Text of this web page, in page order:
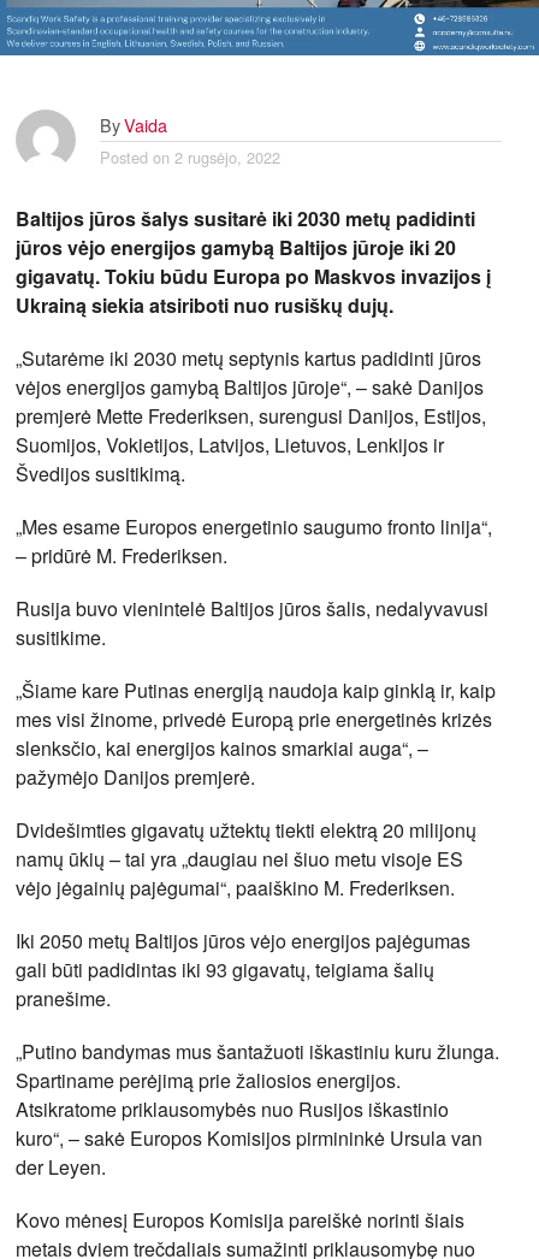
ByVaida
Posted on 2 rugsėjo, 2022
Baltijos jūros šalys susitarė iki 2030 metų padidinti
jūros vėjo energijos gamybą Baltijos jūroje iki 20
gigavatų. Tokiu būdu Europa po Maskvos invazijos į
Ukrainą siekia atsiriboti nuo rusiškų dujų.
„Sutarėme iki 2030 metų septynis kartus padidinti jūros
vėjos energijos gamybą Baltijos jūroje“, – sakė Danijos
premjerė Mette Frederiksen, surengusi Danijos, Estijos,
Suomijos, Vokietijos, Latvijos, Lietuvos, Lenkijos ir
Švedijos susitikimą.
„Mes esame Europos energetinio saugumo fronto linija“,
– pridūrė M. Frederiksen.
Rusija buvo vienintelė Baltijos jūros šalis, nedalyvavusi
susitikime.
„Šiame kare Putinas energiją naudoja kaip ginklą ir, kaip
mes visi žinome, privedė Europą prie energetinės krizės
slenksčio, kai energijos kainos smarkiai auga“, –
pažymėjo Danijos premjerė.
Dvidešimties gigavatų užtektų tiekti elektrą 20 milijonų
namų ūkių – tai yra „daugiau nei šiuo metu visoje ES
vėjo jėgainių pajėgumai“, paaiškino M. Frederiksen.
Iki 2050 metų Baltijos jūros vėjo energijos pajėgumas
gali būti padidintas iki 93 gigavatų, teigiama šalių
pranešime.
„Putino bandymas mus šantažuoti iškastiniu kuru žlunga.
Spartiname perėjimą prie žaliosios energijos.
Atsikratome priklausomybės nuo Rusijos iškastinio
kuro“, – sakė Europos Komisijos pirmininkė Ursula van
der Leyen.
Kovo mėnesį Europos Komisija pareiškė norinti šiais
metais dviem trečdaliais sumažinti priklausomybę nuo